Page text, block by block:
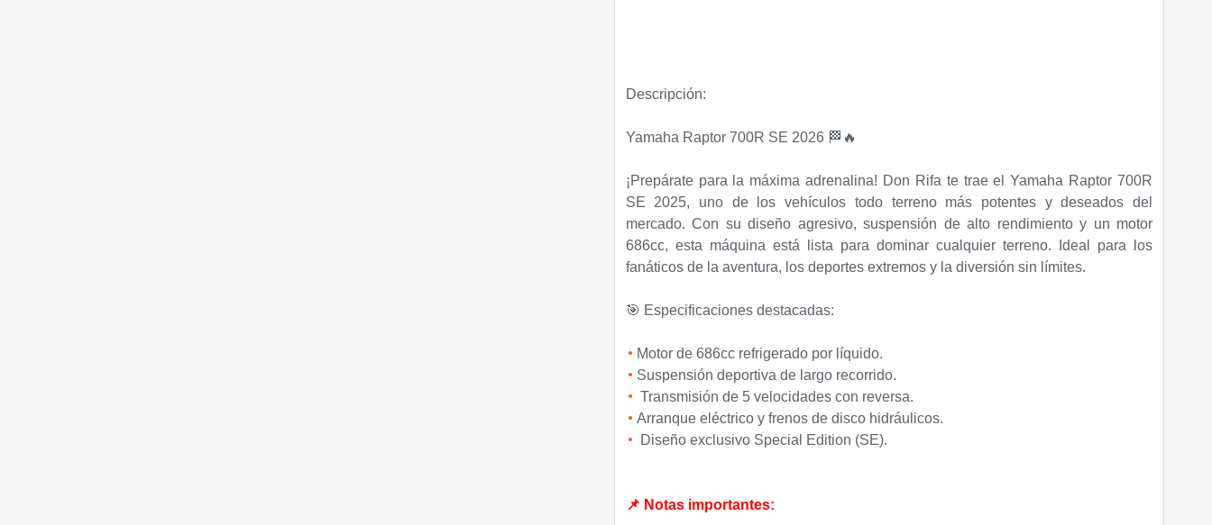
Descripción:
Yamaha Raptor 700R SE 2026 🏁🔥
¡Prepárate para la máxima adrenalina! Don Rifa te trae el Yamaha Raptor 700R
SE 2025, uno de los vehículos todo terreno más potentes y deseados del
mercado. Con su diseño agresivo, suspensión de alto rendimiento y un motor
686cc, esta máquina está lista para dominar cualquier terreno. Ideal para los
fanáticos de la aventura, los deportes extremos y la diversión sin límites.
🎯 Especificaciones destacadas:
Motor de 686cc refrigerado por líquido.
Suspensión deportiva de largo recorrido.
Transmisión de 5 velocidades con reversa.
Arranque eléctrico y frenos de disco hidráulicos.
Diseño exclusivo Special Edition (SE).
📌 Notas importantes: